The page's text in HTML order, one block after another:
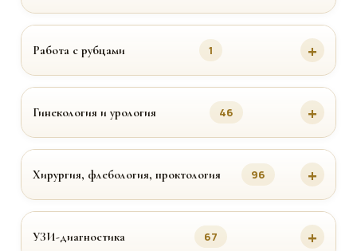
Работа с рубцами 1
Гинекология и урология 46
Хирургия, флебология, проктология 96
УЗИ-диагностика 67